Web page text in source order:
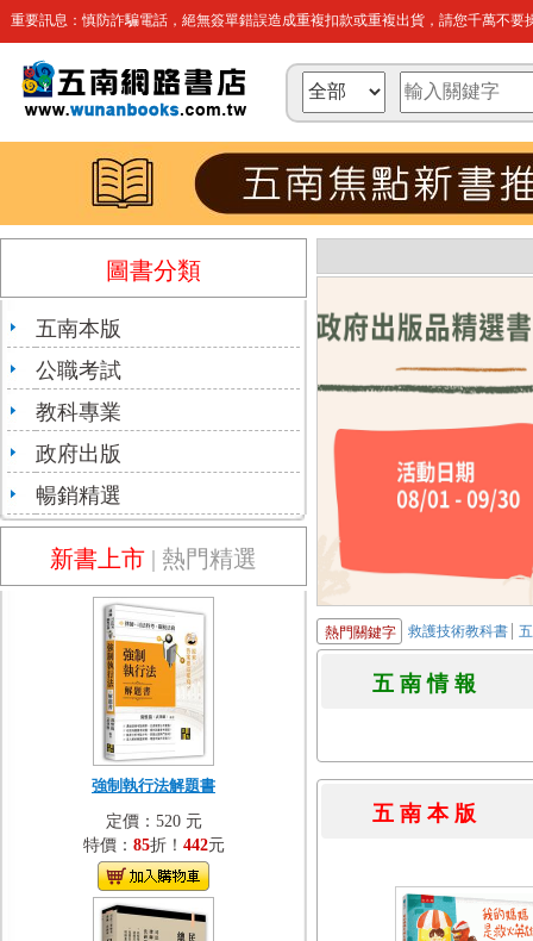
重要訊息：慎防詐騙電話，絕無簽單錯誤造成重複扣款或重複出貨，請您千萬不要
圖書分類
五南本版
公職考試
教科專業
政府出版
暢銷精選
新書上市 | 熱門精選
強制執行法解題書
定價：520 元
特價： 85折！ 442元
熱門關鍵字 救護技術教科書
五 南 情
五 南 本